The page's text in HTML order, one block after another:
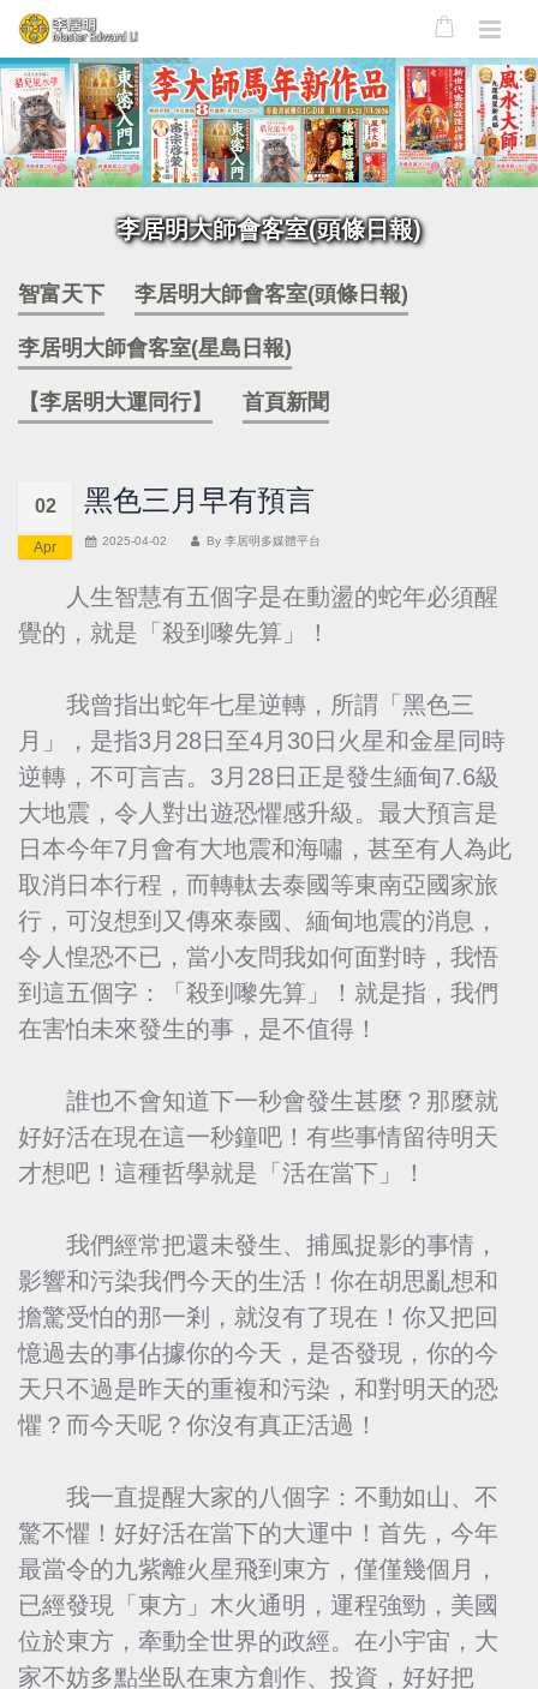
李居明大師會客室(頭條日報)
智富天下 李居明大師會客室(頭條日報)
李居明大師會客室(星島日報)
【李居明大運同行】 首頁新聞
02
Apr
黑色三月早有預言
2025-04-02 By 李居明多媒體平台
人生智慧有五個字是在動盪的蛇年必須醒
覺的，就是「殺到嚟先算」！
我曾指出蛇年七星逆轉，所謂「黑色三
月」，是指3月28日至4月30日火星和金星同時
逆轉，不可言吉。3月28日正是發生緬甸7.6級
大地震，令人對出遊恐懼感升級。最大預言是
日本今年7月會有大地震和海嘯，甚至有人為此
取消日本行程，而轉軚去泰國等東南亞國家旅
行，可沒想到又傳來泰國、緬甸地震的消息，
令人惶恐不已，當小友問我如何面對時，我悟
到這五個字：「殺到嚟先算」！就是指，我們
在害怕未來發生的事，是不值得！
誰也不會知道下一秒會發生甚麼？那麼就
好好活在現在這一秒鐘吧！有些事情留待明天
才想吧！這種哲學就是「活在當下」！
我們經常把還未發生、捕風捉影的事情，
影響和污染我們今天的生活！你在胡思亂想和
擔驚受怕的那一剎，就沒有了現在！你又把回
憶過去的事佔據你的今天，是否發現，你的今
天只不過是昨天的重複和污染，和對明天的恐
懼？而今天呢？你沒有真正活過！
我一直提醒大家的八個字：不動如山、不
驚不懼！好好活在當下的大運中！首先，今年
最當令的九紫離火星飛到東方，僅僅幾個月，
已經發現「東方」木火通明，運程強勁，美國
位於東方，牽動全世界的政經。在小宇宙，大
家不妨多點坐臥在東方創作、投資，好好把